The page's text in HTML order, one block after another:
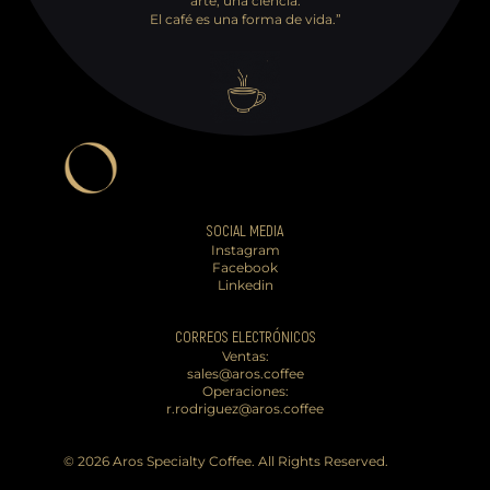
El café es una forma de vida.”
SOCIAL MEDIA
Instagram
Facebook
Linkedin
CORREOS ELECTRÓNICOS
Ventas:
sales@aros.coffee
Operaciones:
r.rodriguez@aros.coffee
© 2026 Aros Specialty Coffee. All Rights Reserved.